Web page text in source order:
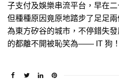
子支付及娛樂串流平台，早在
但種種原因竟原地踏步了足足
為東方矽谷的城市，不停錯失
的都離不開被恥笑為—— IT 狗！